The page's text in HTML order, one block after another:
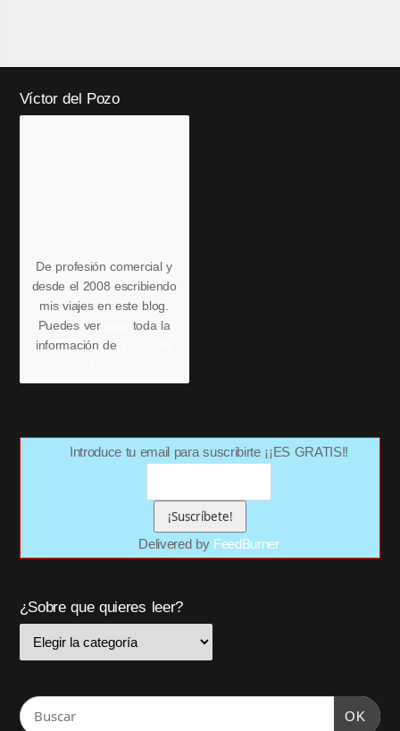
Víctor del Pozo
De profesión comercial y
desde el 2008 escribiendo
mis viajes en este blog.
Puedes ver
toda la
información de
Introduce tu email para suscribirte ¡¡ES GRATIS!!
Delivered by FeedBurner
¿Sobre que quieres leer?
OK